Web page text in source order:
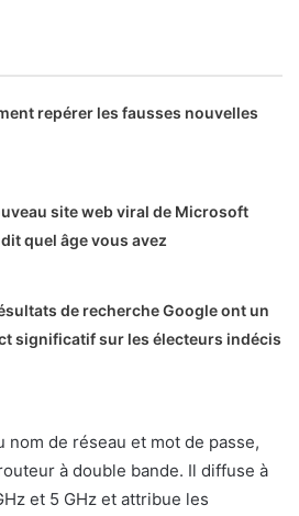
repérer les fausses nouvelles
site web viral de Microsoft
quel âge vous avez
de recherche Google ont un
significatif sur les électeurs indécis
nom de réseau et mot de passe,
à double bande. Il diffuse à
et 5 GHz et attribue les